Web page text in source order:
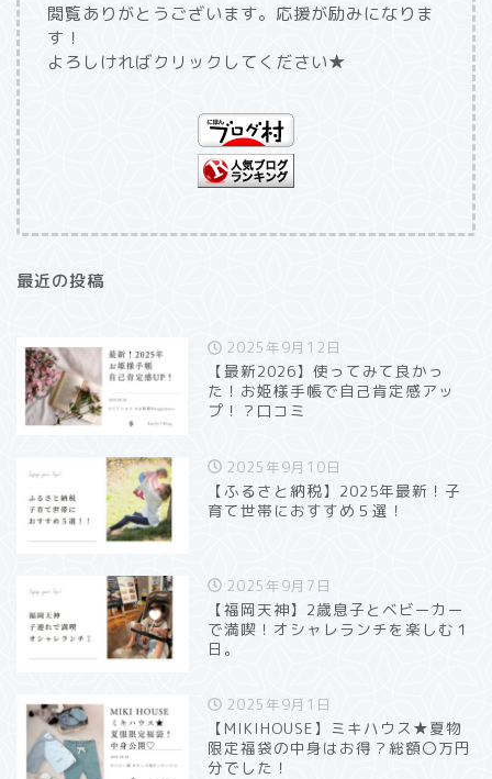
閲覧ありがとうございます。応援が励みになりま
す！
よろしければクリックしてください★
最近の投稿
2025年9月12日
【最新2026】使ってみて良かっ
た！お姫様手帳で自己肯定感アッ
プ！？口コミ
2025年9月10日
【ふるさと納税】2025年最新！子
育て世帯におすすめ５選！
2025年9月7日
【福岡天神】2歳息子とベビーカー
で満喫！オシャレランチを楽しむ１
日。
2025年9月1日
【MIKIHOUSE】ミキハウス★夏物
限定福袋の中身はお得？総額〇万円
分でした！